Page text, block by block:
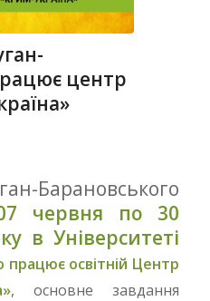
центр
Барановського
червня по 30
в Університеті
працює освітній Центр
, основне завдання